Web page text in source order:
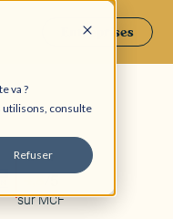
va ?
utilisons, consulte
Refuser
Entreprises
4,8/5
sur MCF